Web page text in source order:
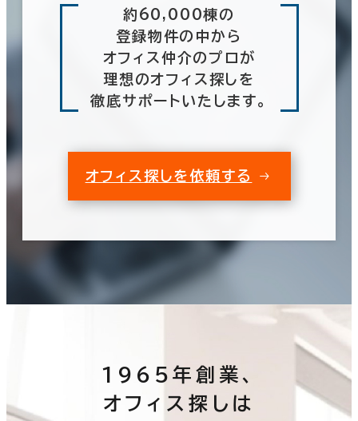
約60,000棟の
登録物件の中から
オフィス仲介のプロが
理想のオフィス探しを
徹底サポートいたします。
オフィス探しを依頼する
1965年創業、
オフィス探しは